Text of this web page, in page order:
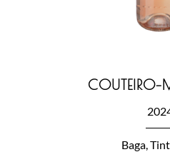
COUTEIRO-
Baga,